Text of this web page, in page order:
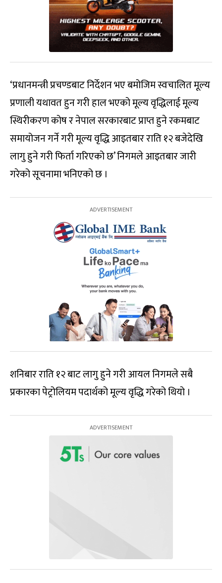
‘प्रधानमन्त्री प्रचण्डबाट निर्देशन भए बमोजिम स्वचालित मूल्य
प्रणाली यथावत हुन गरी हाल भएको मूल्य वृद्धिलाई मूल्य
स्थिरीकरण कोष र नेपाल सरकारबाट प्राप्त हुने रकमबाट
समायोजन गर्ने गरी मूल्य वृद्धि आइतबार राति १२ बजेदेखि
लागु हुने गरी फिर्ता गरिएको छ’ निगमले आइतबार जारी
गरेको सूचनामा भनिएको छ ।
शनिबार राति १२ बाट लागु हुने गरी आयल निगमले सबै
प्रकारका पेट्रोलियम पदार्थको मूल्य वृद्धि गरेको थियो ।